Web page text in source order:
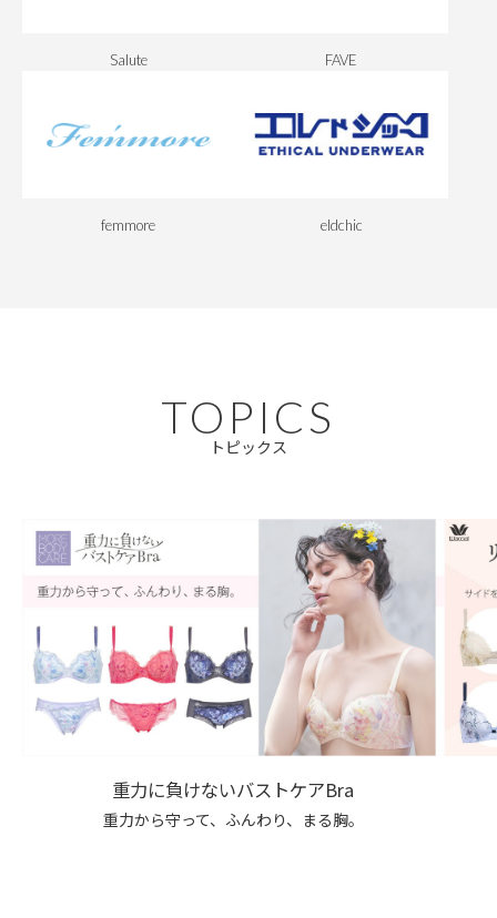
Salute FAVE
femmore eldchic
TOPICS
トピックス
重力に負けないバストケアBra
重力から守って、ふんわり、まる胸。